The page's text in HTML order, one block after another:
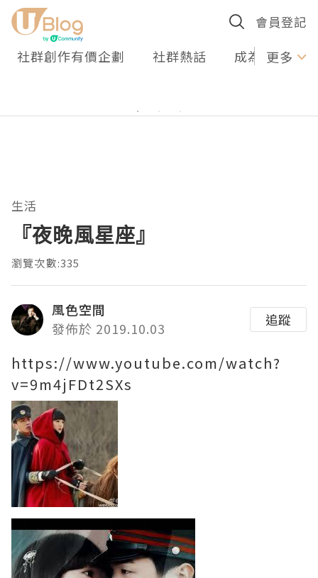
會員登記
社群創作有價企劃 社群熱話 成為U更多
生活
『夜晚風星座』
瀏覽次數:335
風色空間
發佈於 2019.10.03
追蹤
https://www.youtube.com/watch?
v=9m4jFDt2SXs